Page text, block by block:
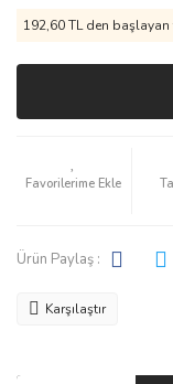
192,60 TL den
Ürün Paylaş :
Karşılaştır